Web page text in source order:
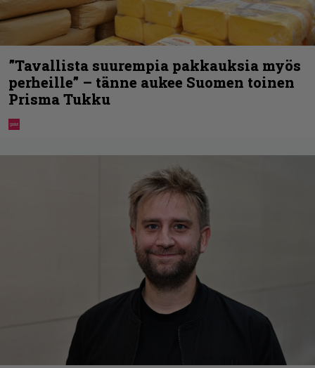
”Tavallista suurempia pakkauksia myös
perheille” – tänne aukee Suomen toinen
Prisma Tukku